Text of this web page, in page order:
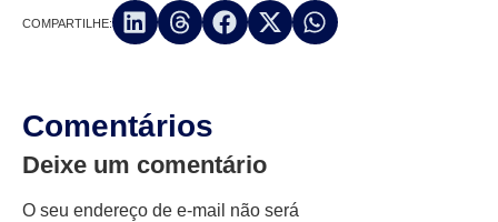
COMPARTILHE:
Comentários
Deixe um comentário
O seu endereço de e-mail não será